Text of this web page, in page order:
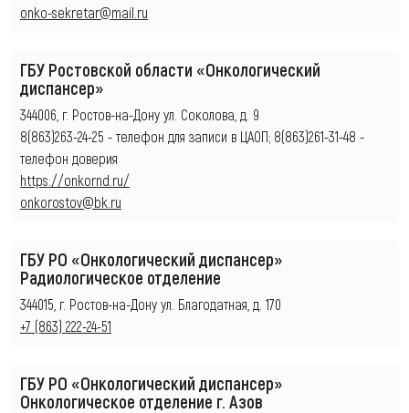
onko-sekretar@mail.ru
ГБУ Ростовской области «Онкологический
диспансер»
344006, г. Ростов-на-Дону ул. Соколова, д. 9
8(863)263-24-25 - телефон для записи в ЦАОП; 8(863)261-31-48 -
телефон доверия
https://onkornd.ru/
onkorostov@bk.ru
ГБУ РО «Онкологический диспансер»
Радиологическое отделение
344015, г. Ростов-на-Дону ул. Благодатная, д. 170
+7 (863) 222-24-51
ГБУ РО «Онкологический диспансер»
Онкологическое отделение г. Азов